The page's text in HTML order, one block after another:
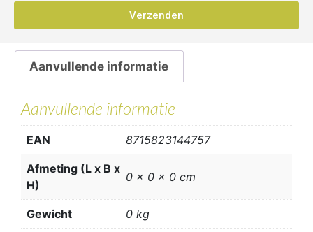
Verzenden
Aanvullende informatie
Aanvullende informatie
EAN 8715823144757
Afmeting (L x B x
H)
0 x 0 x 0 cm
Gewicht 0 kg